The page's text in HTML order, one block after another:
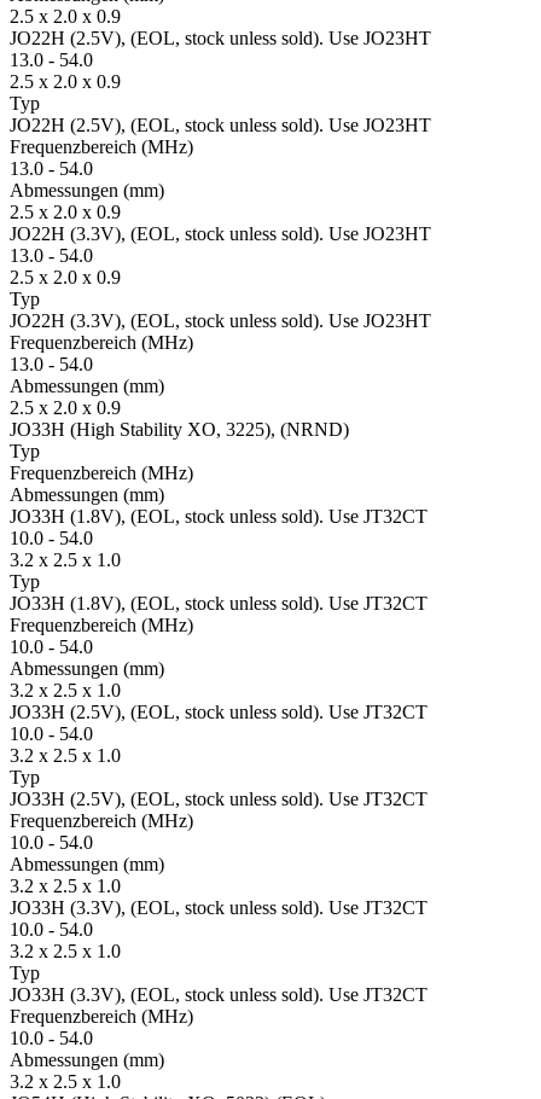
2.5 x 2.0 x 0.9
JO22H (2.5V), (EOL, stock unless sold). Use JO23HT
13.0 - 54.0
2.5 x 2.0 x 0.9
Typ
JO22H (2.5V), (EOL, stock unless sold). Use JO23HT
Fre­quenz­bereich (MHz)
13.0 - 54.0
Ab­mes­sungen (mm)
2.5 x 2.0 x 0.9
JO22H (3.3V), (EOL, stock unless sold). Use JO23HT
13.0 - 54.0
2.5 x 2.0 x 0.9
Typ
JO22H (3.3V), (EOL, stock unless sold). Use JO23HT
Fre­quenz­bereich (MHz)
13.0 - 54.0
Ab­mes­sungen (mm)
2.5 x 2.0 x 0.9
JO33H (High Stability XO, 3225), (NRND)
Typ
Fre­quenz­bereich (MHz)
Ab­mes­sungen (mm)
JO33H (1.8V), (EOL, stock unless sold). Use JT32CT
10.0 - 54.0
3.2 x 2.5 x 1.0
Typ
JO33H (1.8V), (EOL, stock unless sold). Use JT32CT
Fre­quenz­bereich (MHz)
10.0 - 54.0
Ab­mes­sungen (mm)
3.2 x 2.5 x 1.0
JO33H (2.5V), (EOL, stock unless sold). Use JT32CT
10.0 - 54.0
3.2 x 2.5 x 1.0
Typ
JO33H (2.5V), (EOL, stock unless sold). Use JT32CT
Fre­quenz­bereich (MHz)
10.0 - 54.0
Ab­mes­sungen (mm)
3.2 x 2.5 x 1.0
JO33H (3.3V), (EOL, stock unless sold). Use JT32CT
10.0 - 54.0
3.2 x 2.5 x 1.0
Typ
JO33H (3.3V), (EOL, stock unless sold). Use JT32CT
Fre­quenz­bereich (MHz)
10.0 - 54.0
Ab­mes­sungen (mm)
3.2 x 2.5 x 1.0